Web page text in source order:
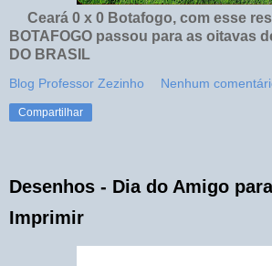
Ceará 0 x 0 Botafogo, com esse
BOTAFOGO passou para as oitavas
DO BRASIL
Blog Professor Zezinho Nenhum
Compartilhar
Desenhos - Dia do Amigo
Imprimir